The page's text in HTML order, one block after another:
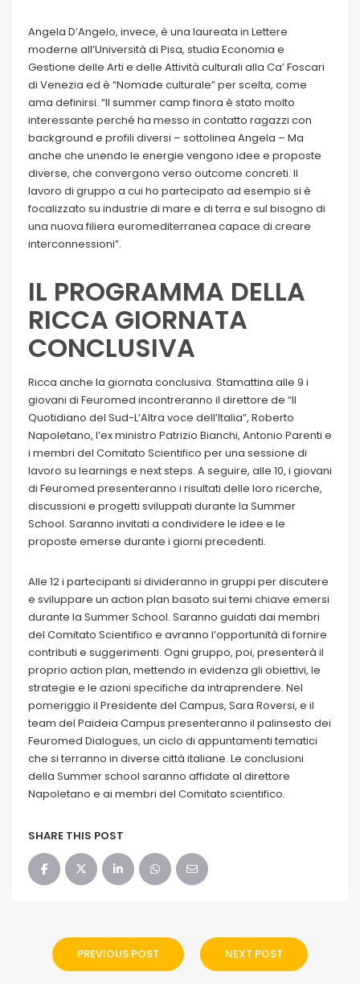
Angela D’Angelo, invece, è una laureata in Lettere
moderne all’Università di Pisa, studia Economia e
Gestione delle Arti e delle Attività culturali alla Ca’ Foscari
di Venezia ed è “Nomade culturale” per scelta, come
ama definirsi. “Il summer camp finora è stato molto
interessante perché ha messo in contatto ragazzi con
background e profili diversi – sottolinea Angela – Ma
anche che unendo le energie vengono idee e proposte
diverse, che convergono verso outcome concreti. Il
lavoro di gruppo a cui ho partecipato ad esempio si è
focalizzato su industrie di mare e di terra e sul bisogno di
una nuova filiera euromediterranea capace di creare
interconnessioni”.
IL PROGRAMMA DELLA
RICCA GIORNATA
CONCLUSIVA
Ricca anche la giornata conclusiva. Stamattina alle 9 i
giovani di Feuromed incontreranno il direttore de “Il
Quotidiano del Sud-L’Altra voce dell’Italia”, Roberto
Napoletano, l’ex ministro Patrizio Bianchi, Antonio Parenti e
i membri del Comitato Scientifico per una sessione di
lavoro su learnings e next steps. A seguire, alle 10, i giovani
di Feuromed presenteranno i risultati delle loro ricerche,
discussioni e progetti sviluppati durante la Summer
School. Saranno invitati a condividere le idee e le
proposte emerse durante i giorni precedenti.
Alle 12 i partecipanti si divideranno in gruppi per discutere
e sviluppare un action plan basato sui temi chiave emersi
durante la Summer School. Saranno guidati dai membri
del Comitato Scientifico e avranno l’opportunità di fornire
contributi e suggerimenti. Ogni gruppo, poi, presenterà il
proprio action plan, mettendo in evidenza gli obiettivi, le
strategie e le azioni specifiche da intraprendere. Nel
pomeriggio il Presidente del Campus, Sara Roversi, e il
team del Paideia Campus presenteranno il palinsesto dei
Feuromed Dialogues, un ciclo di appuntamenti tematici
che si terranno in diverse città italiane. Le conclusioni
della Summer school saranno affidate al direttore
Napoletano e ai membri del Comitato scientifico.
SHARE THIS POST
PREVIOUS POST NEXT POST